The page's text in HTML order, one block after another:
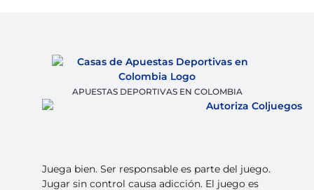
APUESTAS DEPORTIVAS EN COLOMBIA
Juega bien. Ser responsable es parte del juego.
Jugar sin control causa adicción. El juego es